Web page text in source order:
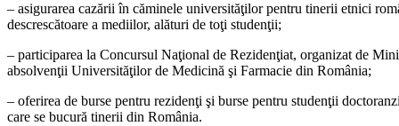
– asigurarea cazării în căminele universităţilor pentru tinerii etnici
descrescătoare a mediilor, alături de toţi studenţii;
– participarea la Concursul Naţional de Rezidenţiat, organizat de
absolvenţii Universităţilor de Medicină şi Farmacie din România;
– oferirea de burse pentru rezidenţi şi burse pentru studenţii
care se bucură tinerii din România.